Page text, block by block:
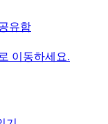
유함
이동하세요.